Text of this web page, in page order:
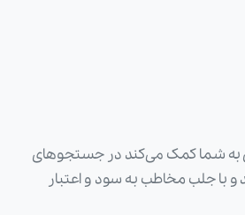
به شما کمک می‌کند در جستجوهای
با جلب مخاطب به سود و اعتبار